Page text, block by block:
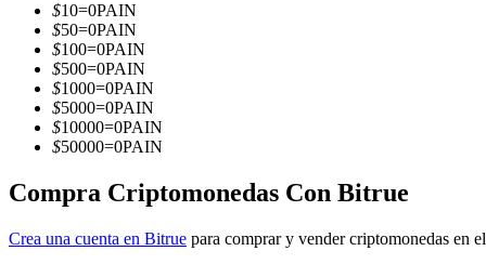
Conviértete en un Trader de Copia
$10=0PAIN
$50=0PAIN
$100=0PAIN
$500=0PAIN
$1000=0PAIN
$5000=0PAIN
$10000=0PAIN
$50000=0PAIN
Compra Criptomonedas Con Bitrue
Crea una cuenta en Bitrue para comprar y vender criptomonedas en